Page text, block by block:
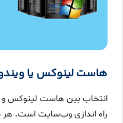
هاست لینوکس یا
انتخاب بین هاست لینوکس و
راه اندازی وب‌سایت است.